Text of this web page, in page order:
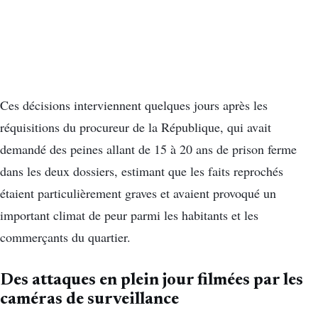
Ces décisions interviennent quelques jours après les
réquisitions du procureur de la République, qui avait
demandé des peines allant de 15 à 20 ans de prison ferme
dans les deux dossiers, estimant que les faits reprochés
étaient particulièrement graves et avaient provoqué un
important climat de peur parmi les habitants et les
commerçants du quartier.
Des attaques en plein jour filmées par les
caméras de surveillance